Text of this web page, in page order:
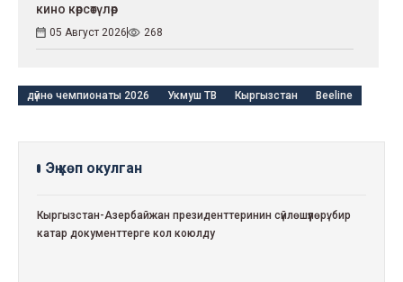
кино көрсөтүлөр
05 Август 2026 268
дүйнө чемпионаты 2026 Укмуш ТВ Кыргызстан Beeline
Эң көп окулган
Кыргызстан-Азербайжан президенттеринин сүйлөшүүлөрү: бир
катар документтерге кол коюлду